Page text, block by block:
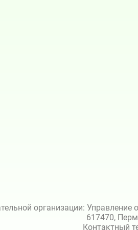
организации:
617470,
Контактный